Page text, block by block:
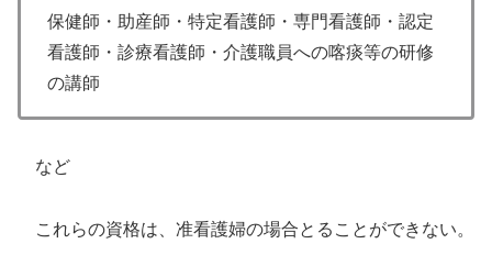
保健師・助産師・特定看護師・専門看護師・認定
看護師・診療看護師・介護職員への喀痰等の研修
の講師
など
これらの資格は、准看護婦の場合とることができない。